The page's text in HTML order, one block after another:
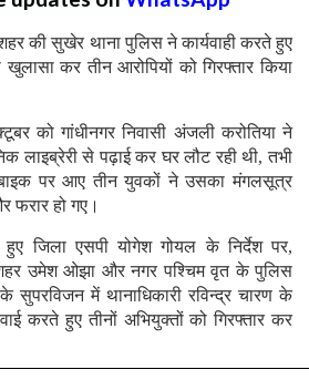
की सुखेर थाना पुलिस ने कार्यवाही करते हुए
कर तीन आरोपियों को गिरफ्तार किया
को गांधीनगर निवासी अंजली करोतिया ने
लाइब्रेरी से पढ़ाई कर घर लौट रही थी, तभी
पर आए तीन युवकों ने उसका मंगलसूत्र
फरार हो गए।
जिला एसपी योगेश गोयल के निर्देश पर,
उमेश ओझा और नगर पश्चिम वृत के पुलिस
में थानाधिकारी रविन्द्र चारण के
करते हुए तीनों अभियुक्तों को गिरफ्तार कर